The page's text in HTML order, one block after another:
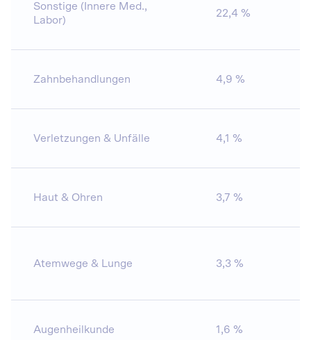
Sonstige (Innere Med.,
Labor)
22,4 %
Zahnbehandlungen 4,9 %
Verletzungen & Unfälle 4,1 %
Haut & Ohren 3,7 %
Atemwege & Lunge 3,3 %
Augenheilkunde 1,6 %